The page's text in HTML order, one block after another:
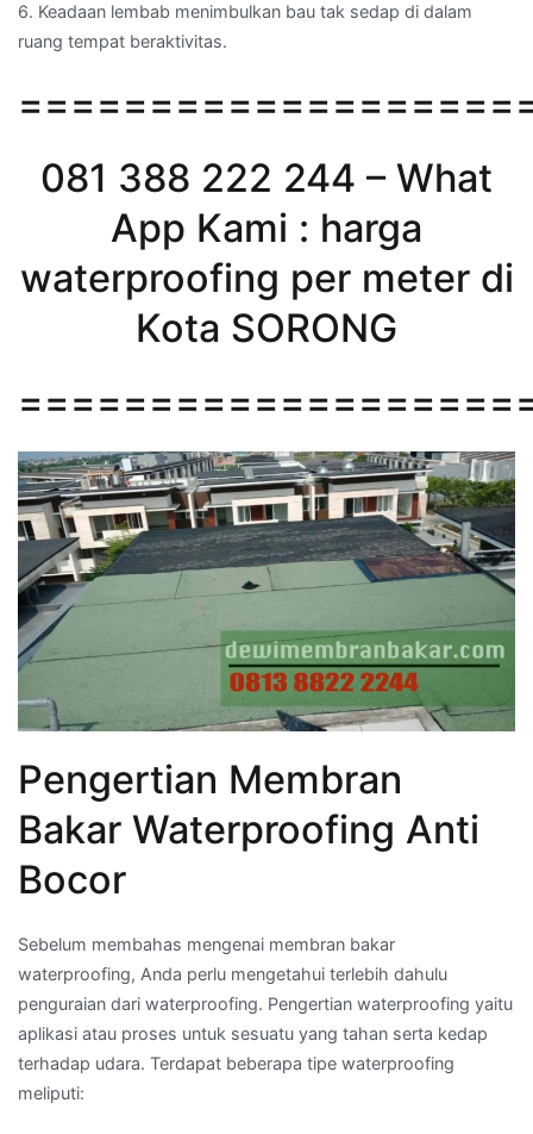
6. Keadaan lembab menimbulkan bau tak sedap di dalam
ruang tempat beraktivitas.
081 388 222 244 – What
App Kami : harga
waterproofing per meter di
Kota SORONG
Pengertian Membran
Bakar Waterproofing Anti
Bocor
Sebelum membahas mengenai membran bakar
waterproofing, Anda perlu mengetahui terlebih dahulu
penguraian dari waterproofing. Pengertian waterproofing yaitu
aplikasi atau proses untuk sesuatu yang tahan serta kedap
terhadap udara. Terdapat beberapa tipe waterproofing
meliputi: